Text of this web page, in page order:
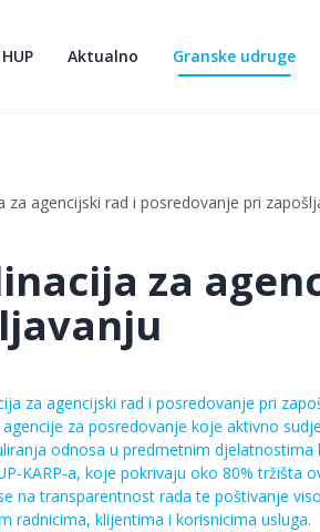
HUP Aktualno Granske udruge
za agencijski rad i posredovanje pri
za
za agencijski rad i posredovanje pri
za posredovanje koje aktivno
odnosa u predmetnim
KARP-a, koje pokrivaju oko 80% tržišta
na transparentnost rada te poštivanje
radnicima, klijentima i korisnicima usluga.